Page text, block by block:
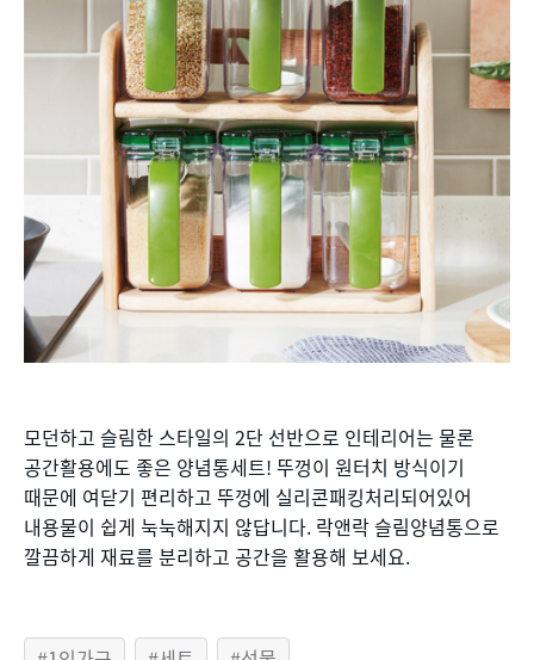
모던하고 슬림한 스타일의 2단 선반으로 인테리어는 물론
공간활용에도 좋은 양념통세트! 뚜껑이 원터치 방식이기
때문에 여닫기 편리하고 뚜껑에 실리콘패킹처리되어있어
내용물이 쉽게 눅눅해지지 않답니다. 락앤락 슬림양념통으로
깔끔하게 재료를 분리하고 공간을 활용해 보세요.